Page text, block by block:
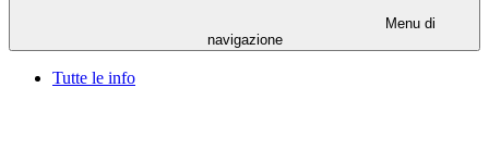
Menu di
navigazione
Tutte le info